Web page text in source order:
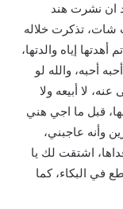
ان نشرت هند
شات، تذكرت خلاله
إياه والدتها،
أحبه، والله لو
لا أبيعه ولا
قبل ما اجي هني
وأنه عاجبني،
اشتقت لك يا
في البكاء، كما